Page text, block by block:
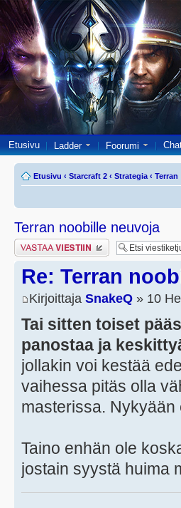
Etusivu Ladder Foorumi
Etusivu ‹ Starcraft 2 ‹ Strategia ‹ Terran
Terran noobille neuvoja
Lähetä vastaus
Re: Terran
Kirjoittaja SnakeQ » 10
Tai sitten toiset
panostaa ja
jollakin voi kestää
vaihessa pitäs olla
masterissa. Nykyään
Taino enhän ole
jostain syystä huima